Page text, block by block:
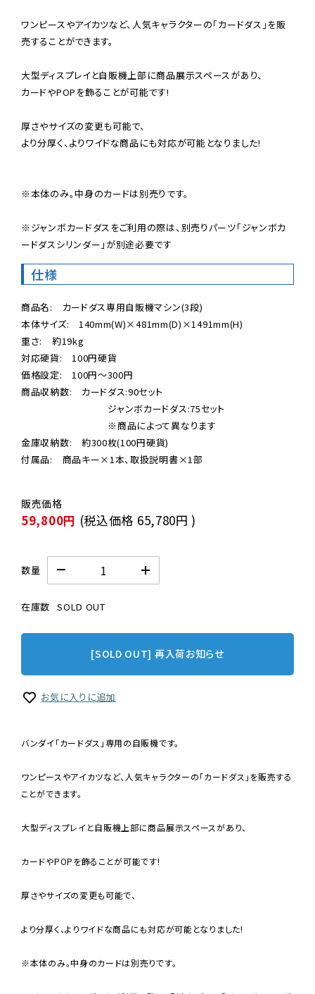
ワンピースやアイカツなど、人気キャラクターの「カードダス」を販
売することができます。
大型ディスプレイと自販機上部に商品展示スペースがあり、
カードやPOPを飾ることが可能です!
厚さやサイズの変更も可能で、
より分厚く、よりワイドな商品にも対応が可能となりました!
※本体のみ。中身のカードは別売りです。
※ジャンボカードダスをご利用の際は、別売りパーツ「ジャンボカ
ードダスシリンダー」が別途必要です
仕様
商品名:　カードダス専用自販機マシン(3段)
本体サイズ:　140mm(W)×481mm(D)×1491mm(H)
重さ:　約19kg
対応硬貨:　100円硬貨
価格設定:　100円〜300円
商品収納数:　カードダス:90セット
ジャンボカードダス:75セット
※商品によって異なります
金庫収納数:　約300枚(100円硬貨)
付属品:　商品キー×1本、取扱説明書×1部
59,800円 (税込価格 65,780円 )
数量
在庫数 SOLD OUT
[SOLD OUT] 再入荷お知らせ
お気に入りに追加
バンダイ「カードダス」専用の自販機です。
ワンピースやアイカツなど、人気キャラクターの「カードダス」を販売する
ことができます。
大型ディスプレイと自販機上部に商品展示スペースがあり、
カードやPOPを飾ることが可能です!
厚さやサイズの変更も可能で、
より分厚く、よりワイドな商品にも対応が可能となりました!
※本体のみ。中身のカードは別売りです。